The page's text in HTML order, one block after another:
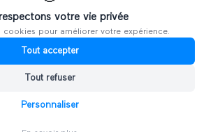
Technologie & Innovation
Voir le stand →
Art'huy
votre vie privée
cookies pour améliorer votre expérience.
Tout accepter
Tout refuser
Personnaliser